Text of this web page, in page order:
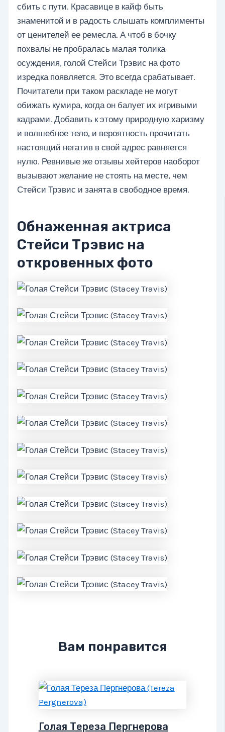
сбить с пути. Красавице в кайф быть
знаменитой и в радость слышать комплименты
от ценителей ее ремесла. А чтоб в бочку
похвалы не пробралась малая толика
осуждения, голой Стейси Трэвис на фото
изредка появляется. Это всегда срабатывает.
Почитатели при таком раскладе не могут
обижать кумира, когда он балует их игривыми
кадрами. Добавить к этому природную харизму
и волшебное тело, и вероятность прочитать
настоящий негатив в свой адрес равняется
нулю. Ревнивые же отзывы хейтеров наоборот
вызывают желание не стоять на месте, чем
Стейси Трэвис и занята в свободное время.
Обнаженная актриса
Стейси Трэвис на
откровенных фото
Вам понравится
Голая Тереза Пергнерова